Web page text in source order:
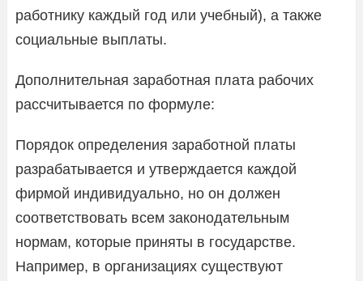
работнику каждый год или учебный), а также
социальные выплаты.
Дополнительная заработная плата рабочих
рассчитывается по формуле:
Порядок определения заработной платы
разрабатывается и утверждается каждой
фирмой индивидуально, но он должен
соответствовать всем законодательным
нормам, которые приняты в государстве.
Например, в организациях существуют